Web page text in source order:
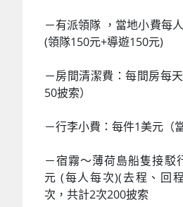
－有派領隊 ，當地小費每
(領隊150元+導遊150元)
－房間清潔費：每間房每
50披索）
－行李小費：每件1美元（
－宿霧～薄荷島船隻接駁
元 (每人每次)(去程、回
次，共計2次200披索